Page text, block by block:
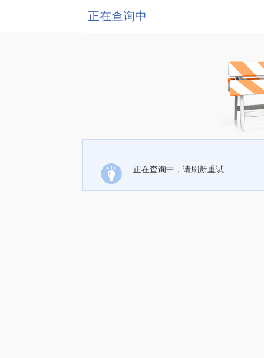
正在查询中
正在查询中，请刷新重试